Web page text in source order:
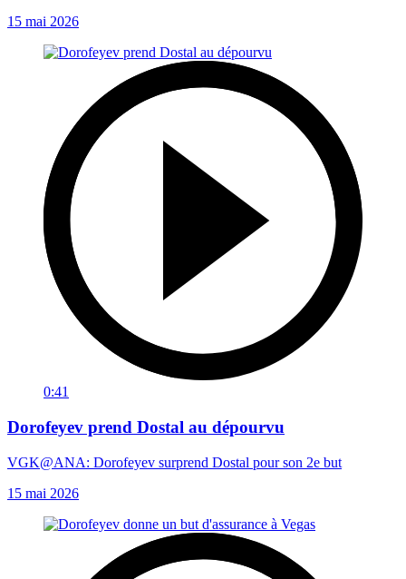
15 mai 2026
0:41
Dorofeyev prend Dostal au dépourvu
VGK@ANA: Dorofeyev surprend Dostal pour son 2e but
15 mai 2026